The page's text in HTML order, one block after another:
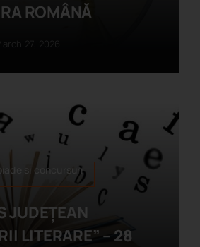
ROMÂNĂ
27, 2026
si concursuri
JUDEȚEAN
LITERARE” – 28